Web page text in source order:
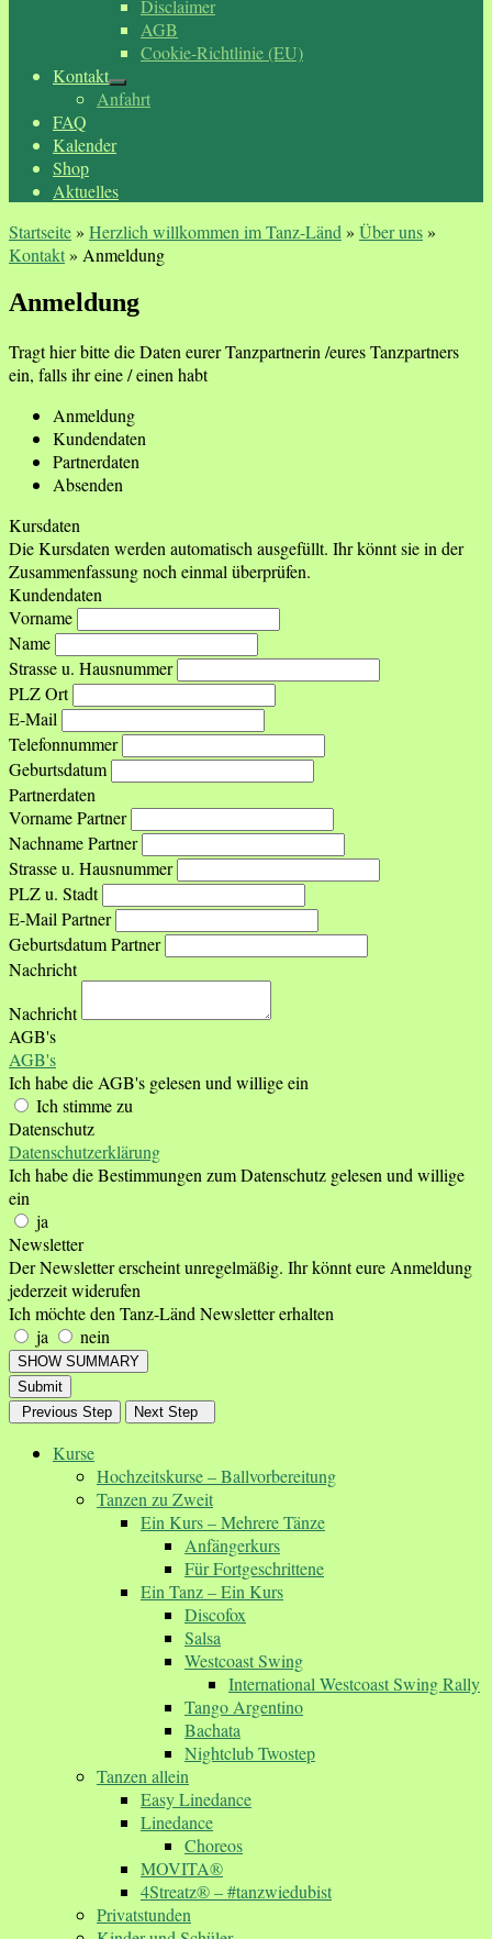
Disclaimer
AGB
Cookie-Richtlinie (EU)
Kontakt
Anfahrt
FAQ
Kalender
Shop
Aktuelles
Startseite» Herzlich willkommen im Tanz-Länd » Über uns»
Kontakt» Anmeldung
Anmeldung
Tragt hier bitte die Daten eurer Tanzpartnerin /eures Tanzpartners
ein, falls ihr eine / einen habt
Anmeldung
Kundendaten
Partnerdaten
Absenden
Kursdaten
Die Kursdaten werden automatisch ausgefüllt. Ihr könnt sie in der
Zusammenfassung noch einmal überprüfen.
Kundendaten
Vorname
Name
Strasse u. Hausnummer
PLZ Ort
E-Mail
Telefonnummer
Geburtsdatum
Partnerdaten
Vorname Partner
Nachname Partner
Strasse u. Hausnummer
PLZ u. Stadt
E-Mail Partner
Geburtsdatum Partner
Nachricht
Nachricht
AGB's
AGB's
Ich habe die AGB's gelesen und willige ein
Ich stimme zu
Datenschutz
Datenschutzerklärung
Ich habe die Bestimmungen zum Datenschutz gelesen und willige
ein
ja
Newsletter
Der Newsletter erscheint unregelmäßig. Ihr könnt eure Anmeldung
jederzeit widerufen
Ich möchte den Tanz-Länd Newsletter erhalten
ja
nein
SHOW SUMMARY
Submit
Previous Step
Next Step
Kurse
Hochzeitskurse – Ballvorbereitung
Tanzen zu Zweit
Ein Kurs – Mehrere Tänze
Anfängerkurs
Für Fortgeschrittene
Ein Tanz – Ein Kurs
Discofox
Salsa
Westcoast Swing
International Westcoast Swing Rally
Tango Argentino
Bachata
Nightclub Twostep
Tanzen allein
Easy Linedance
Linedance
Choreos
MOVITA®
4Streatz® – #tanzwiedubist
Privatstunden